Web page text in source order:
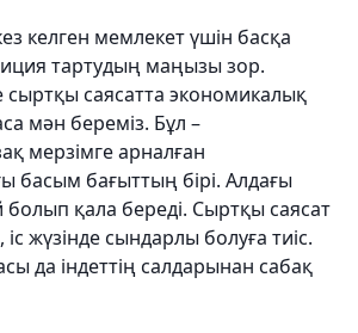
келген мемле­кет үшін басқа
тартудың маңызы зор.
сыртқы саясатта экономикалық
мән береміз. Бұл –
мерзімге арналған
басым бағыттың бірі. Алдағы
болып қала береді. Сыртқы саясат
жүзінде сындарлы болуға тиіс.
да індеттің салдарынан сабақ